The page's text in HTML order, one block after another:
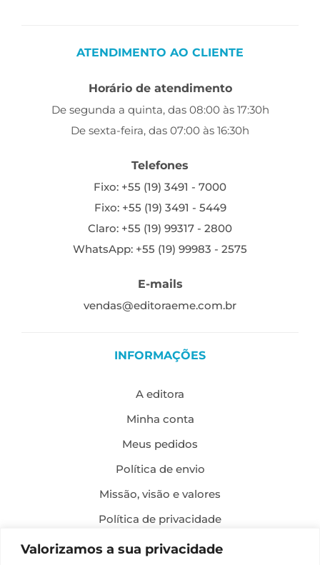
Valorizamos a sua privacidade
ATENDIMENTO AO CLIENTE
Horário de atendimento
De segunda a quinta, das 08:00 às 17:30h
De sexta-feira, das 07:00 às 16:30h
Telefones
Fixo: +55 (19) 3491 - 7000
Fixo: +55 (19) 3491 - 5449
Claro: +55 (19) 99317 - 2800
WhatsApp: +55 (19) 99983 - 2575
E-mails
vendas@editoraeme.com.br
INFORMAÇÕES
A editora
Minha conta
Meus pedidos
Política de envio
Missão, visão e valores
Política de privacidade
Formas de pagamento